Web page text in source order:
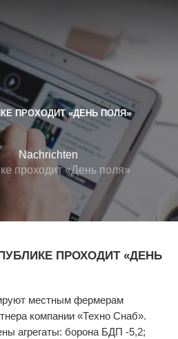
En
ПРОХОДИТ «ДЕНЬ ПОЛЯ»
Nachrichten
проходит «День поля»
ПРОХОДИТ «ДЕНЬ
местным фермерам
компании «Техно Снаб».
агрегаты: борона БДП -5,2;